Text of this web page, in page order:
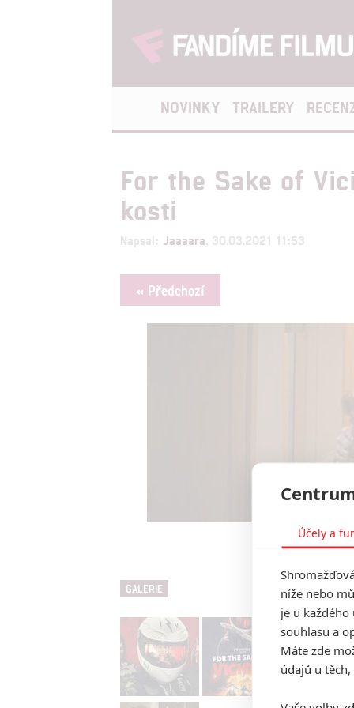
NOVINKY TRAILERY
For the Sake of
kosti
Napsal: Jaaaara , 30.03.2021 11:53
« Předchozí
For the Sake of
GALERIE
Účely a
níže nebo
je u
souhlasu a
Máte zde
údajů u